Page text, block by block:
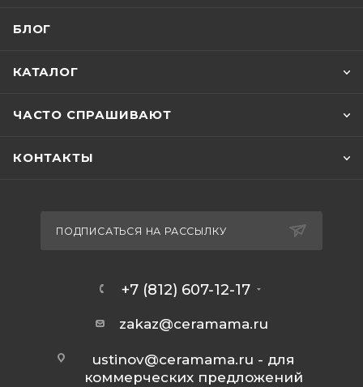
БЛОГ
КАТАЛОГ
ЧАСТО СПРАШИВАЮТ
КОНТАКТЫ
ПОДПИСАТЬСЯ НА РАССЫЛКУ
+7 (812) 607-12-17
zakaz@ceramama.ru
ustinov@ceramama.ru - для
коммерческих предложений